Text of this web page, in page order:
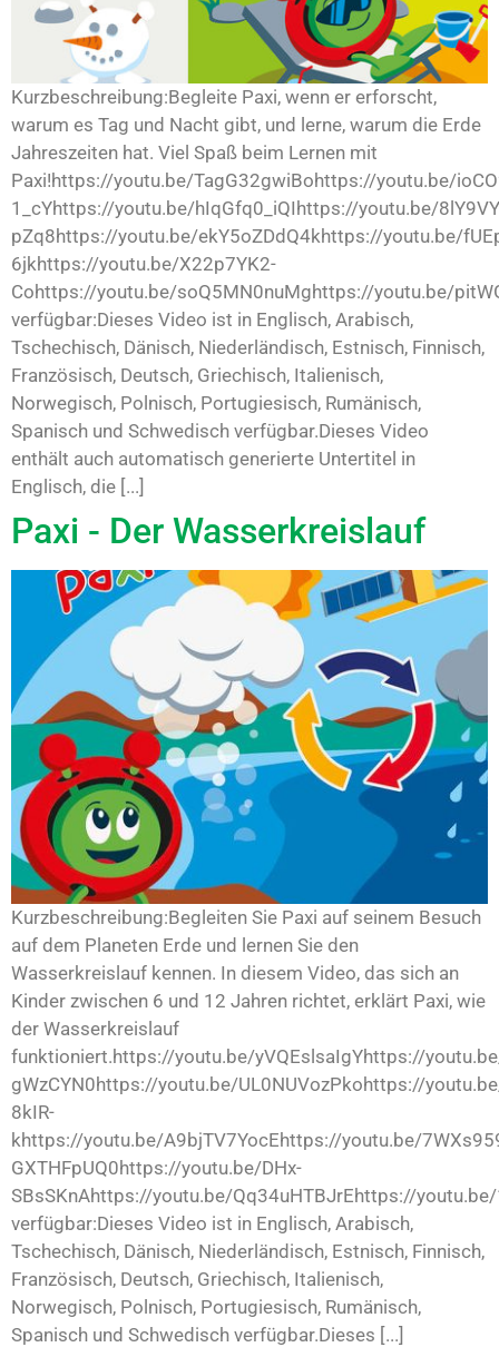
Kurzbeschreibung:Begleite Paxi, wenn er erforscht,
warum es Tag und Nacht gibt, und lerne, warum die Erde
Jahreszeiten hat. Viel Spaß beim Lernen mit
Paxi!https://youtu.be/TagG32gwiBohttps://youtu.be/
1_cYhttps://youtu.be/hIqGfq0_iQIhttps://youtu.be/
pZq8https://youtu.be/ekY5oZDdQ4khttps://youtu.be/
6jkhttps://youtu.be/X22p7YK2-
Cohttps://youtu.be/soQ5MN0nuMghttps://youtu.be/
verfügbar:Dieses Video ist in Englisch, Arabisch,
Tschechisch, Dänisch, Niederländisch, Estnisch, Finnisch,
Französisch, Deutsch, Griechisch, Italienisch,
Norwegisch, Polnisch, Portugiesisch, Rumänisch,
Spanisch und Schwedisch verfügbar.Dieses Video
enthält auch automatisch generierte Untertitel in
Englisch, die [...]
Paxi - Der Wasserkreislauf
Kurzbeschreibung:Begleiten Sie Paxi auf seinem Besuch
auf dem Planeten Erde und lernen Sie den
Wasserkreislauf kennen. In diesem Video, das sich an
Kinder zwischen 6 und 12 Jahren richtet, erklärt Paxi, wie
der Wasserkreislauf
funktioniert.https://youtu.be/yVQEslsaIgYhttps://
gWzCYN0https://youtu.be/UL0NUVozPkohttps://
8kIR-
khttps://youtu.be/A9bjTV7YocEhttps://youtu.be/
GXTHFpUQ0https://youtu.be/DHx-
SBsSKnAhttps://youtu.be/Qq34uHTBJrEhttps://
verfügbar:Dieses Video ist in Englisch, Arabisch,
Tschechisch, Dänisch, Niederländisch, Estnisch, Finnisch,
Französisch, Deutsch, Griechisch, Italienisch,
Norwegisch, Polnisch, Portugiesisch, Rumänisch,
Spanisch und Schwedisch verfügbar.Dieses [...]